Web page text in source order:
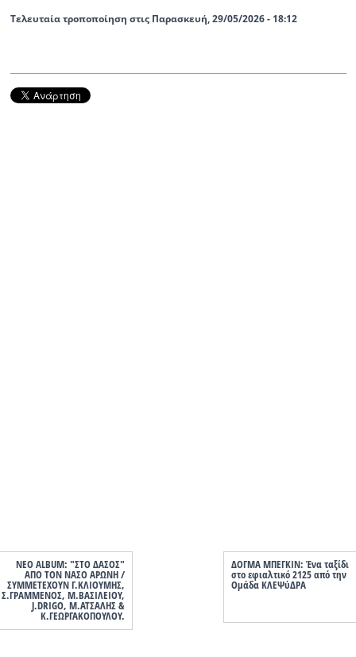
Τελευταία τροποποίηση στις Παρασκευή, 29/05/2026 - 18:12
ΝΕΟ ALBUM: "ΣΤΟ ΔΑΣΟΣ"
ΑΠΟ ΤΟΝ ΝΑΣΟ ΑΡΩΝΗ /
ΣΥΜΜΕΤΕΧΟΥΝ Γ.ΚΛΙΟΥΜΗΣ,
Σ.ΓΡΑΜΜΕΝΟΣ, Μ.ΒΑΣΙΛΕΙΟΥ,
J.DRIGO, Μ.ΑΤΣΑΛΗΣ &
Κ.ΓΕΩΡΓΑΚΟΠΟΥΛΟΥ.
ΔΟΓΜΑ ΜΠΕΓΚΙΝ: Ένα ταξίδι
στο εφιαλτικό 2125 από την
Ομάδα ΚΛΕΨύΔΡΑ